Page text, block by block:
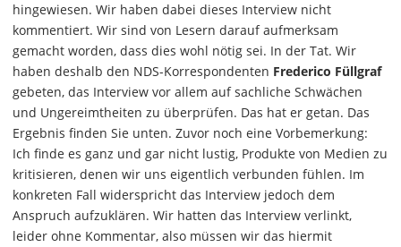
hingewiesen. Wir haben dabei dieses Interview nicht
kommentiert. Wir sind von Lesern darauf aufmerksam
gemacht worden, dass dies wohl nötig sei. In der Tat. Wir
haben deshalb den NDS-Korrespondenten Frederico Füllgraf
gebeten, das Interview vor allem auf sachliche Schwächen
und Ungereimtheiten zu überprüfen. Das hat er getan. Das
Ergebnis finden Sie unten. Zuvor noch eine Vorbemerkung:
Ich finde es ganz und gar nicht lustig, Produkte von Medien zu
kritisieren, denen wir uns eigentlich verbunden fühlen. Im
konkreten Fall widerspricht das Interview jedoch dem
Anspruch aufzuklären. Wir hatten das Interview verlinkt,
leider ohne Kommentar, also müssen wir das hiermit